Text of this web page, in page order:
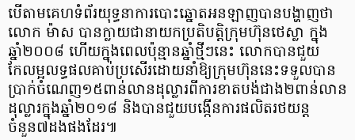
បើតាមគេហទំព័រយុទ្ធនាការបោះឆ្នោតអនឡាញ​បានបង្ហាញថា
លោក ម៉ាស បានក្លាយជានាយកប្រតិបត្តិក្រុមហ៊ុនថេស្លា ក្នុង
ឆ្នាំ២០០៨ ហើយក្នុងពេលប៉ុន្មានឆ្នាំថ្មីៗនេះ លោកបានជួយ
កែលម្អលទ្ធផលគាប់ប្រសើរដោយនាំឱ្យក្រុមហ៊ុននេះទទួលបាន
ប្រាក់ចំណេញ១៥ពាន់លានដុល្លារពីការខាតបង់ជាង២ពាន់លាន
ដុល្លារក្នុងឆ្នាំ២០១៨ និងបានជួយបង្កើនការផលិតរថយន្ត
ចំនួន៧ដងផងដែរ៕